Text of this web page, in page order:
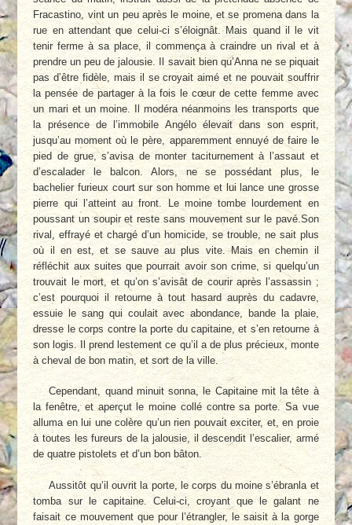
Fracastino, vint un peu après le moine, et se promena dans la
rue en attendant que celui-ci s’éloignât. Mais quand il le vit
tenir ferme à sa place, il commença à craindre un rival et à
prendre un peu de jalousie. Il savait bien qu’Anna ne se piquait
pas d’être fidèle, mais il se croyait aimé et ne pouvait souffrir
la pensée de partager à la fois le cœur de cette femme avec
un mari et un moine. Il modéra néanmoins les transports que
la présence de l’immobile Angélo élevait dans son esprit,
jusqu’au moment où le père, apparemment ennuyé de faire le
pied de grue, s’avisa de monter taciturnement à l’assaut et
d’escalader le balcon. Alors, ne se possédant plus, le
bachelier furieux court sur son homme et lui lance une grosse
pierre qui l’atteint au front. Le moine tombe lourdement en
poussant un soupir et reste sans mouvement sur le pavé.Son
rival, effrayé et chargé d’un homicide, se trouble, ne sait plus
où il en est, et se sauve au plus vite. Mais en chemin il
réfléchit aux suites que pourrait avoir son crime, si quelqu’un
trouvait le mort, et qu’on s’avisât de courir après l’assassin ;
c’est pourquoi il retourne à tout hasard auprès du cadavre,
essuie le sang qui coulait avec abondance, bande la plaie,
dresse le corps contre la porte du capitaine, et s’en retourne à
son logis. Il prend lestement ce qu’il a de plus précieux, monte
à cheval de bon matin, et sort de la ville.
Cependant, quand minuit sonna, le Capitaine mit la tête à
la fenêtre, et aperçut le moine collé contre sa porte. Sa vue
alluma en lui une colère qu’un rien pouvait exciter, et, en proie
à toutes les fureurs de la jalousie, il descendit l’escalier, armé
de quatre pistolets et d’un bon bâton.
Aussitôt qu’il ouvrit la porte, le corps du moine s’ébranla et
tomba sur le capitaine. Celui-ci, croyant que le galant ne
faisait ce mouvement que pour l’étrangler, le saisit à la gorge